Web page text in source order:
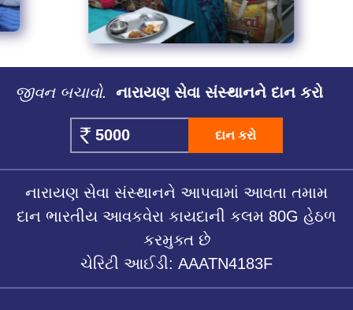
જીવન બચાવો. નારાયણ સેવા સંસ્થાનને દાન કરો
દાન કરો
નારાયણ સેવા સંસ્થાનને આપવામાં આવતા તમામ
દાન ભારતીય આવકવેરા કાયદાની કલમ 80G હેઠળ
કરમુક્ત છે
ચેરિટી આઈડી: AAATN4183F